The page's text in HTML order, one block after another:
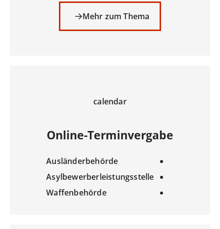
Mehr zum Thema
calendar
Online-Terminvergabe
Ausländerbehörde
Asylbewerberleistungsstelle
Waffenbehörde